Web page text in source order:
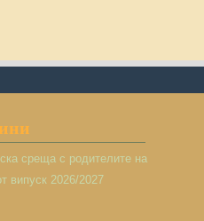
среща с родителите на
випуск 2026/2027